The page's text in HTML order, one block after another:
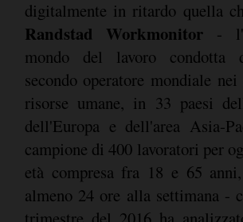
digitalmente in ritardo quella
Randstad Workmonitor -
mondo del lavoro condotta
secondo operatore mondiale
risorse umane, in 33 paesi
dell'Europa e dell'area Asia-
campione di 400 lavoratori per
età compresa fra 18 e 65
almeno 24 ore alla settimana -